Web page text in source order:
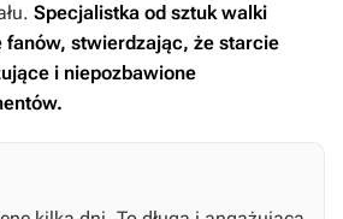
Specjalistka od sztuk walki
fanów, stwierdzając, że starcie
i niepozbawione